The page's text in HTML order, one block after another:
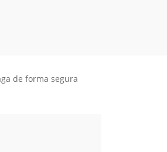
de forma segura